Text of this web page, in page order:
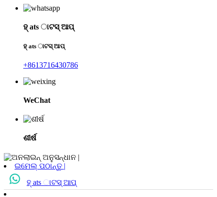
ହ୍ ats ାଟସ୍ ଆପ୍
ହ୍ ats ାଟସ୍ ଆପ୍
+8613716430786
WeChat
ଶୀର୍ଷ
ଇମେଲ୍ ପଠାନ୍ତୁ |
ହ୍ ats ାଟସ୍ ଆପ୍